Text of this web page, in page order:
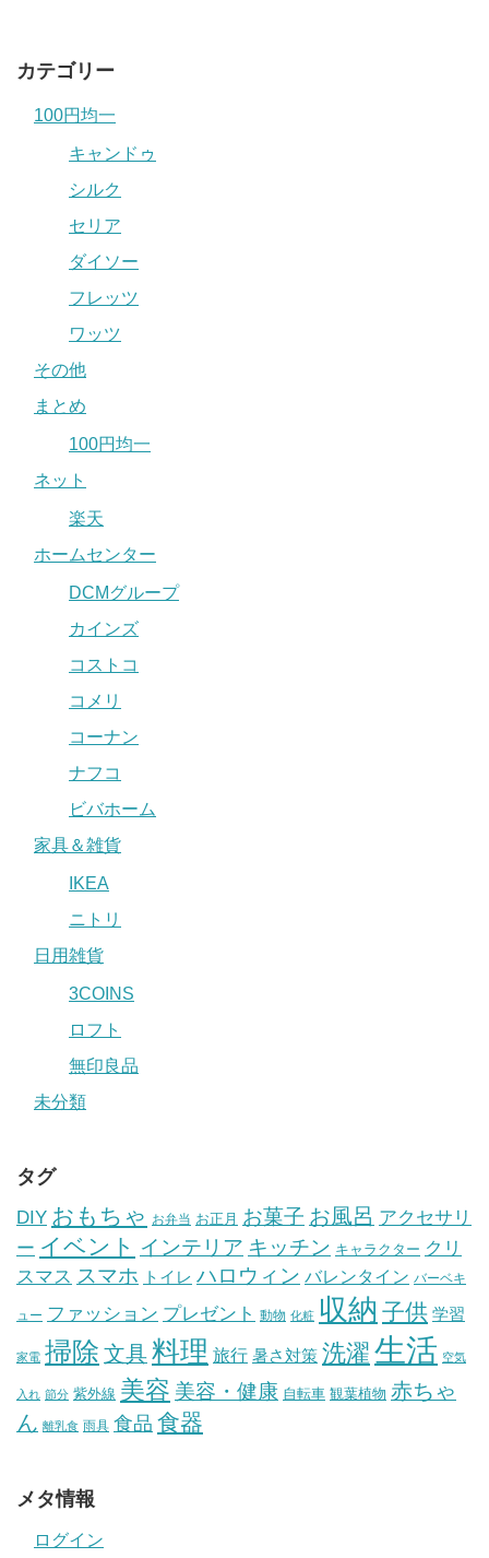
カテゴリー
100円均一
キャンドゥ
シルク
セリア
ダイソー
フレッツ
ワッツ
その他
まとめ
100円均一
ネット
楽天
ホームセンター
DCMグループ
カインズ
コストコ
コメリ
コーナン
ナフコ
ビバホーム
家具＆雑貨
IKEA
ニトリ
日用雑貨
3COINS
ロフト
無印良品
未分類
タグ
DIY おもちゃ お弁当 お正月 お菓子 お風呂 アクセサリ
ー イベント インテリア キッチン キャラクター クリ
スマス スマホ トイレ ハロウィン バレンタイン バーベキ
ュー ファッション プレゼント 動物 化粧 収納 子供 学習
家電 掃除 文具料理 旅行 暑さ対策 洗濯 生活 空気
入れ 節分 紫外線 美容 美容・健康 自転車 観葉植物 赤ちゃ
ん 離乳食 雨具 食品 食器
メタ情報
ログイン